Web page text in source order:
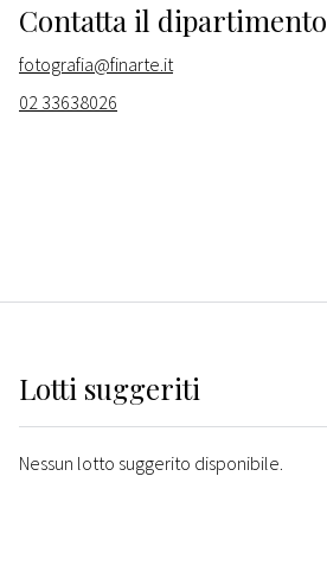
Contatta il dipartimento
fotografia@finarte.it
02 33638026
Lotti suggeriti
Nessun lotto suggerito disponibile.